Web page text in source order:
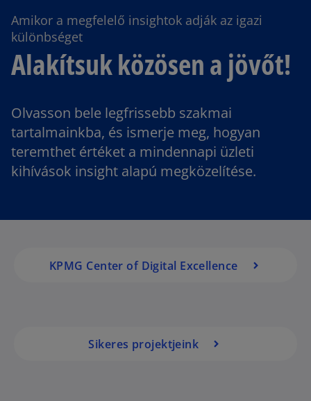
Amikor a megfelelő insightok adják az igazi
különbséget
Alakítsuk közösen a jövőt!
Olvasson bele legfrissebb szakmai
tartalmainkba, és ismerje meg, hogyan
teremthet értéket a mindennapi üzleti
kihívások insight alapú megközelítése.
KPMG Center of Digital Excellence
Sikeres projektjeink